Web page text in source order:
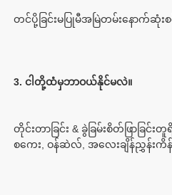
တိုင်းတာခြင်း & ခွဲခြမ်းစိတ်ဖြာခြင်